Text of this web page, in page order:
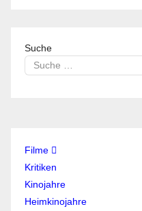
Suche
Filme
Kritiken
Kinojahre
Heimkinojahre